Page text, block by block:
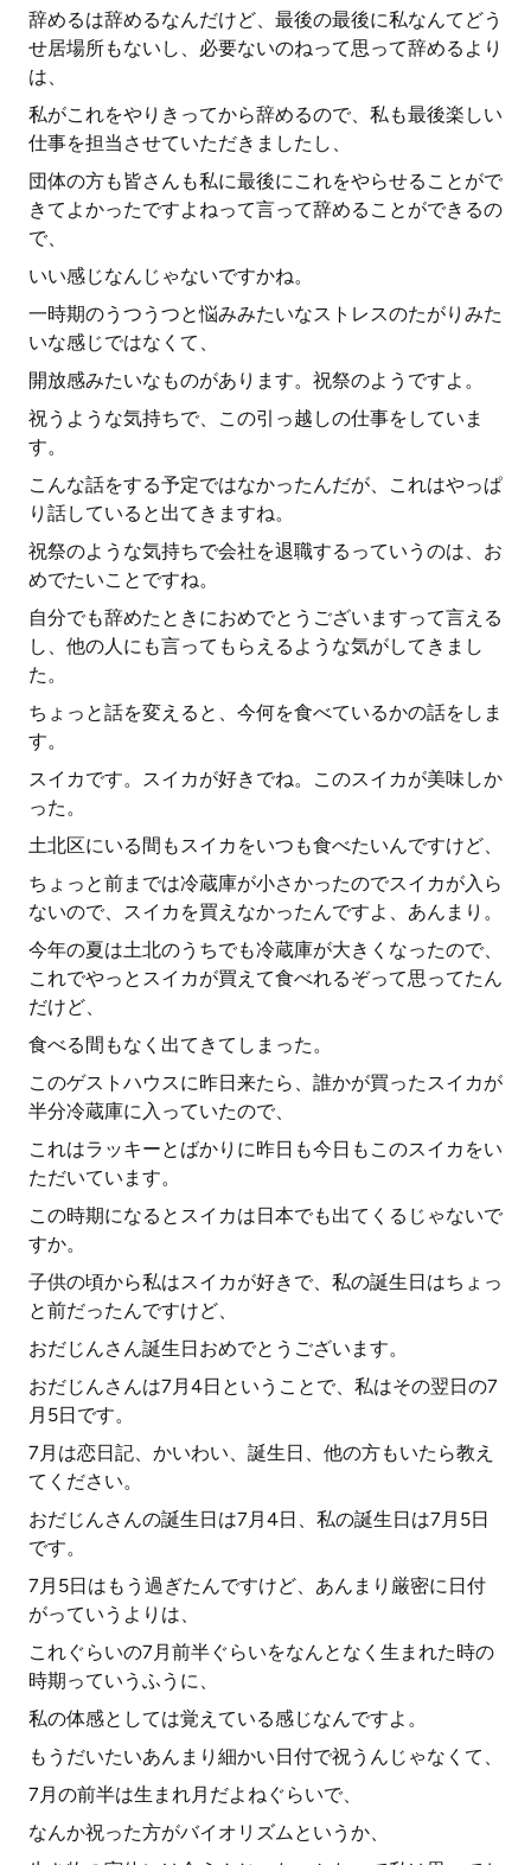
辞めるは辞めるなんだけど、最後の最後に私なんてどう
せ居場所もないし、必要ないのねって思って辞めるより
は、
私がこれをやりきってから辞めるので、私も最後楽しい
仕事を担当させていただきましたし、
団体の方も皆さんも私に最後にこれをやらせることがで
きてよかったですよねって言って辞めることができるの
で、
いい感じなんじゃないですかね。
一時期のうつうつと悩みみたいなストレスのたがりみた
いな感じではなくて、
開放感みたいなものがあります。祝祭のようですよ。
祝うような気持ちで、この引っ越しの仕事をしていま
す。
こんな話をする予定ではなかったんだが、これはやっぱ
り話していると出てきますね。
祝祭のような気持ちで会社を退職するっていうのは、お
めでたいことですね。
自分でも辞めたときにおめでとうございますって言える
し、他の人にも言ってもらえるような気がしてきまし
た。
ちょっと話を変えると、今何を食べているかの話をしま
す。
スイカです。スイカが好きでね。このスイカが美味しか
った。
土北区にいる間もスイカをいつも食べたいんですけど、
ちょっと前までは冷蔵庫が小さかったのでスイカが入ら
ないので、スイカを買えなかったんですよ、あんまり。
今年の夏は土北のうちでも冷蔵庫が大きくなったので、
これでやっとスイカが買えて食べれるぞって思ってたん
だけど、
食べる間もなく出てきてしまった。
このゲストハウスに昨日来たら、誰かが買ったスイカが
半分冷蔵庫に入っていたので、
これはラッキーとばかりに昨日も今日もこのスイカをい
ただいています。
この時期になるとスイカは日本でも出てくるじゃないで
すか。
子供の頃から私はスイカが好きで、私の誕生日はちょっ
と前だったんですけど、
おだじんさん誕生日おめでとうございます。
おだじんさんは7月4日ということで、私はその翌日の7
月5日です。
7月は恋日記、かいわい、誕生日、他の方もいたら教え
てください。
おだじんさんの誕生日は7月4日、私の誕生日は7月5日
です。
7月5日はもう過ぎたんですけど、あんまり厳密に日付
がっていうよりは、
これぐらいの7月前半ぐらいをなんとなく生まれた時の
時期っていうふうに、
私の体感としては覚えている感じなんですよ。
もうだいたいあんまり細かい日付で祝うんじゃなくて、
7月の前半は生まれ月だよねぐらいで、
なんか祝った方がバイオリズムというか、